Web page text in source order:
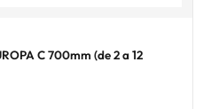
C 700mm (de 2 a 12